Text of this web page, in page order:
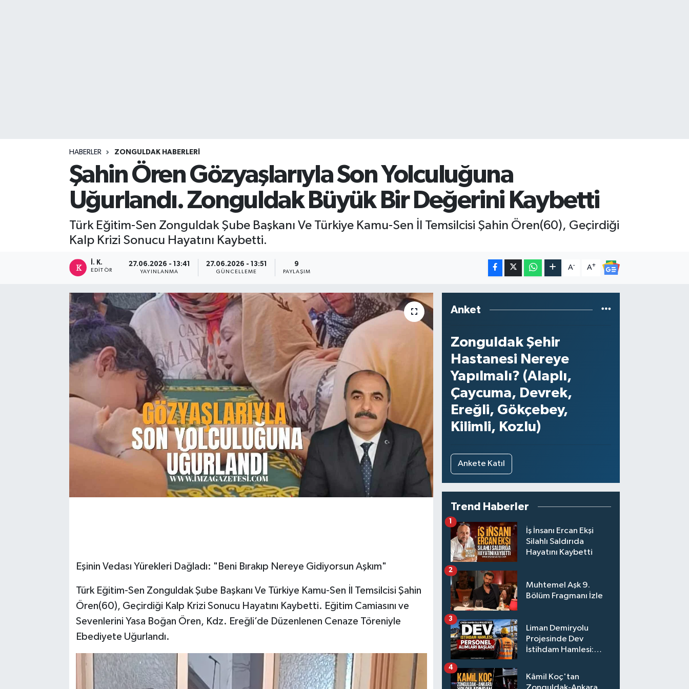
HABERLER ZONGULDAK HABERLERI
Şahin Ören Gözyaşlarıyla Son Yolculuğuna
Uğurlandı. Zonguldak Büyük Bir Değerini Kaybetti
Türk Eğitim-Sen Zonguldak Şube Başkanı Ve Türkiye Kamu-Sen İl Temsilcisi Şahin Ören(60), Geçirdiği
Kalp Krizi Sonucu Hayatını Kaybetti.
İ. K.
EDITÖR
27.06.2026 - 13:41
YAYINLANMA
27.06.2026 - 13:51
GÜNCELLEME
9
PAYLAŞIM
A- A+
​Eşinin Vedası Yürekleri Dağladı: "Beni Bırakıp Nereye Gidiyorsun Aşkım"
​Türk Eğitim-Sen Zonguldak Şube Başkanı Ve Türkiye Kamu-Sen İl Temsilcisi Şahin
Ören(60), Geçirdiği Kalp Krizi Sonucu Hayatını Kaybetti. Eğitim Camiasını ve
Sevenlerini Yasa Boğan Ören, Kdz. Ereğli’de Düzenlenen Cenaze Töreniyle
Ebediyete Uğurlandı.
Anket
Zonguldak Şehir
Hastanesi Nereye
Yapılmalı? (Alaplı,
Çaycuma, Devrek,
Ereğli, Gökçebey,
Kilimli, Kozlu)
Ankete Katıl
Trend Haberler
İş İnsanı Ercan Ekşi
Silahlı Saldırıda
Hayatını Kaybetti
1
Muhtemel Aşk 9.
Bölüm Fragmanı İzle
2
Liman Demiryolu
Projesinde Dev
İstihdam Hamlesi:
3
Kâmil Koç'tan
4
KASTAMONU